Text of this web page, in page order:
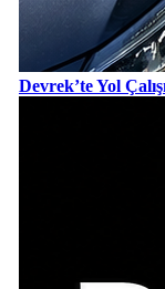
Devrek’te Yol